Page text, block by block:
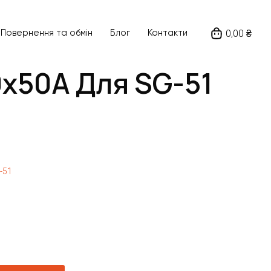
Повернення та обмін Блог Контакти 0,00 ₴
Для SG-51